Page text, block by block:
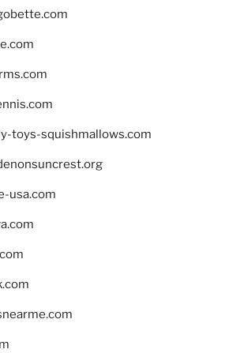
toys-squishmallows.com
usa.com